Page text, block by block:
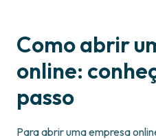
Como abrir
online:
passo
Para abrir uma empresa